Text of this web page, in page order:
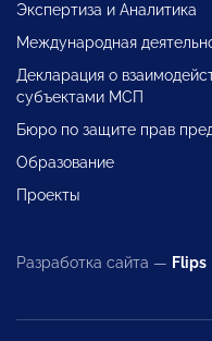
Экспертиза и Аналитика
Международная
Декларация о
субъектами МСП
Бюро по защите прав
Образование
Проекты
Разработка сайта — Flips